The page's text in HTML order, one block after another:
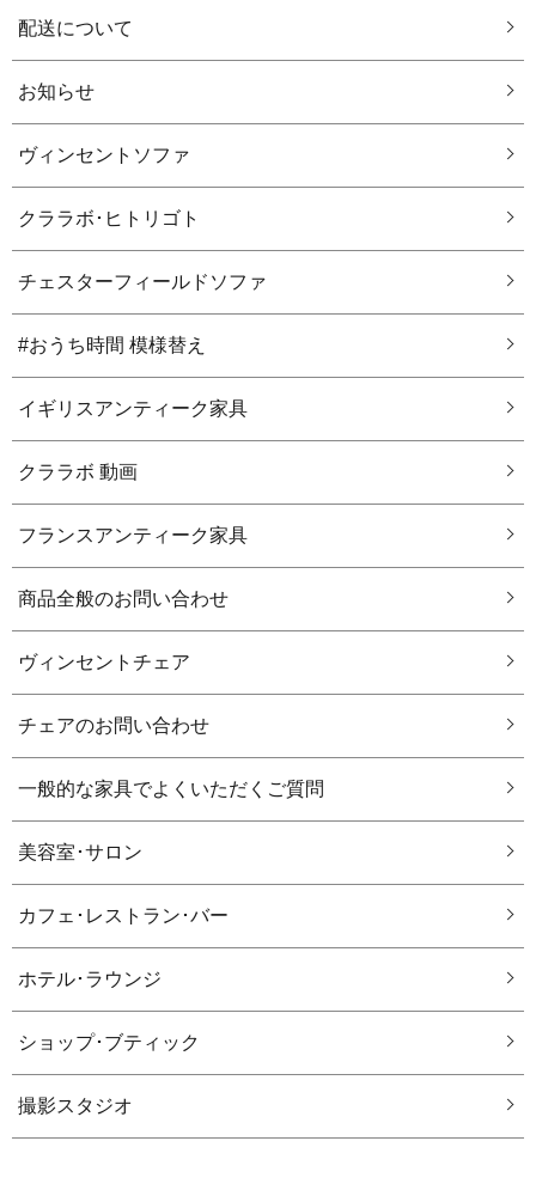
配送について
お知らせ
ヴィンセントソファ
クララボ･ヒトリゴト
チェスターフィールドソファ
#おうち時間 模様替え
イギリスアンティーク家具
クララボ 動画
フランスアンティーク家具
商品全般のお問い合わせ
ヴィンセントチェア
チェアのお問い合わせ
一般的な家具でよくいただくご質問
美容室･サロン
カフェ･レストラン･バー
ホテル･ラウンジ
ショップ･ブティック
撮影スタジオ